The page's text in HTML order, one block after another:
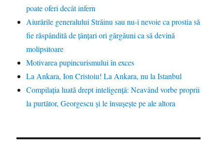
poate oferi decât infern
Aiurările generalului Străinu sau nu-i nevoie ca prostia să
fie răspândită de țânțari ori gărgăuni ca să devină
molipsitoare
Motivarea pupincurismului în exces
La Ankara, Ion Cristoiu! La Ankara, nu la Istanbul
Compilația luată drept inteligență: Neavând vorbe proprii
la purtător, Georgescu și le însușește pe ale altora